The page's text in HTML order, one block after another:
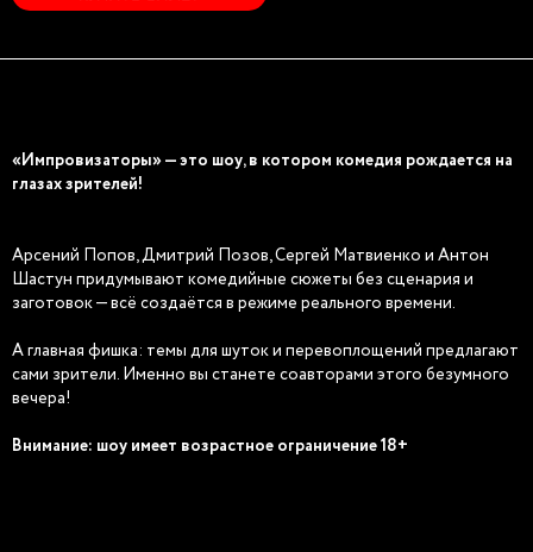
«Импровизаторы» — это шоу, в котором комедия рождается на
глазах зрителей!
Арсений Попов, Дмитрий Позов, Сергей Матвиенко и Антон
Шастун придумывают комедийные сюжеты без сценария и
заготовок — всё создаётся в режиме реального времени.
А главная фишка: темы для шуток и перевоплощений предлагают
сами зрители. Именно вы станете соавторами этого безумного
вечера!
Внимание: шоу имеет возрастное ограничение 18+